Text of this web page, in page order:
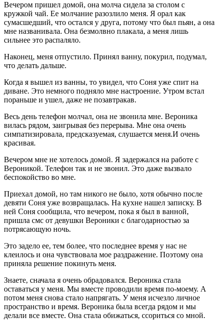
Вечером пришел домой, она молча сидела за столом с
кружкой чай. Ее молчание разозлило меня. Я орал как
сумасшедший, что остался у друга, потому что был пьян, а она
мне названивала. Она безмолвно плакала, а меня лишь
сильнее это распаляло.
Наконец, меня отпустило. Принял ванну, покурил, подумал,
что делать дальше.
Когда я вышел из ванны, то увидел, что Соня уже спит на
диване. Это немного подняло мне настроение. Утром встал
пораньше и ушел, даже не позавтракав.
Весь день телефон молчал, она не звонила мне. Вероника
вилась рядом, заигрывая без перерыва. Мне она очень
симпатизировала, предсказуемая, слушается меня.И очень
красивая.
Вечером мне не хотелось домой. Я задержался на работе с
Вероникой. Телефон так и не звонил. Это даже вызвало
беспокойство во мне.
Приехал домой, но там никого не было, хотя обычно после
девяти Соня уже возвращалась. На кухне нашел записку. В
ней Соня сообщила, что вечером, пока я был в ванной,
пришла смс от девушки Вероники с благодарностью за
потрясающую ночь.
Это задело ее, тем более, что последнее время у нас не
клеилось и она чувствовала мое раздражение. Поэтому она
приняла решение покинуть меня.
Знаете, сначала я очень обрадовался. Вероника стала
оставаться у меня. Мы вместе проводили время по-моему. А
потом меня снова стало напрягать. У меня исчезло личное
пространство и время. Вероника была всегда рядом и мы
делали все вместе. Она стала обижаться, ссориться со мной.